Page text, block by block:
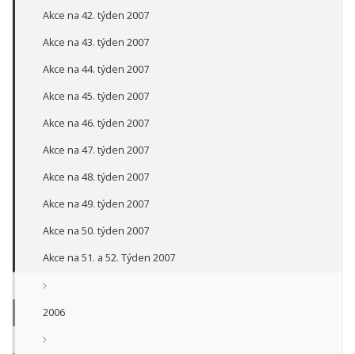
Akce na 42. týden 2007
Akce na 43. týden 2007
Akce na 44. týden 2007
Akce na 45. týden 2007
Akce na 46. týden 2007
Akce na 47. týden 2007
Akce na 48. týden 2007
Akce na 49. týden 2007
Akce na 50. týden 2007
Akce na 51. a 52. Týden 2007
2006